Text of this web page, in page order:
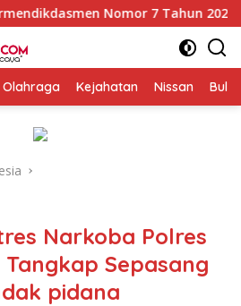
7 Tahun 2025, kepala SMKN 5
Kejahatan Nissan
Narkoba Polres
Sepasang
pidana